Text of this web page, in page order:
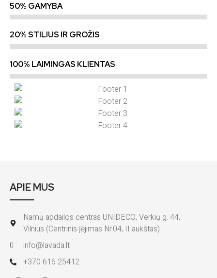
50% GAMYBA
20% STILIUS IR GROŽIS
100% LAIMINGAS KLIENTAS
APIE MUS
Namų apdailos centras UNIDECO, Verkių g. 44,
Vilnius (Centrinis įėjimas Nr.04, II aukštas)
info@lavada.lt
+370 616 25412